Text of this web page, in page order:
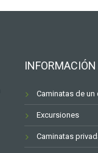
Caminatas de un
Excursiones
Caminatas